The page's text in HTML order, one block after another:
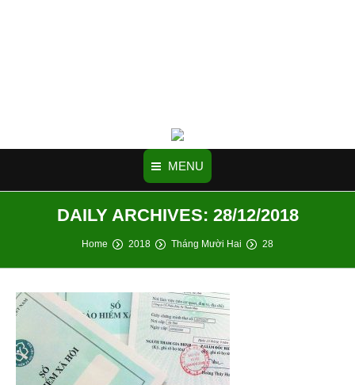
MENU
DAILY ARCHIVES: 28/12/2018
You are here:Home 2018 Tháng Mười Hai 28